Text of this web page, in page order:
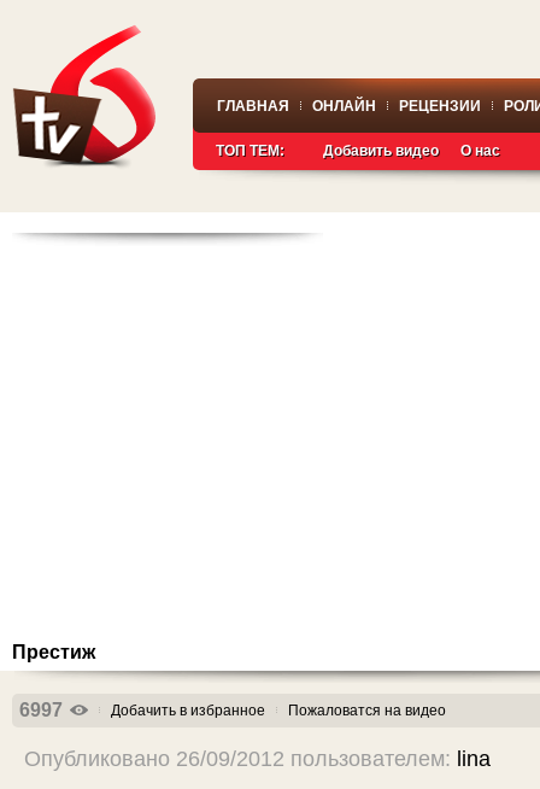
ГЛАВНАЯ ОНЛАЙН РЕЦЕНЗИИ
ТОП ТЕМ: Добавить видео О нас
Престиж
6997 Добачить в избранное Пожаловатся на видео
Опубликовано 26/09/2012 пользователем: lina